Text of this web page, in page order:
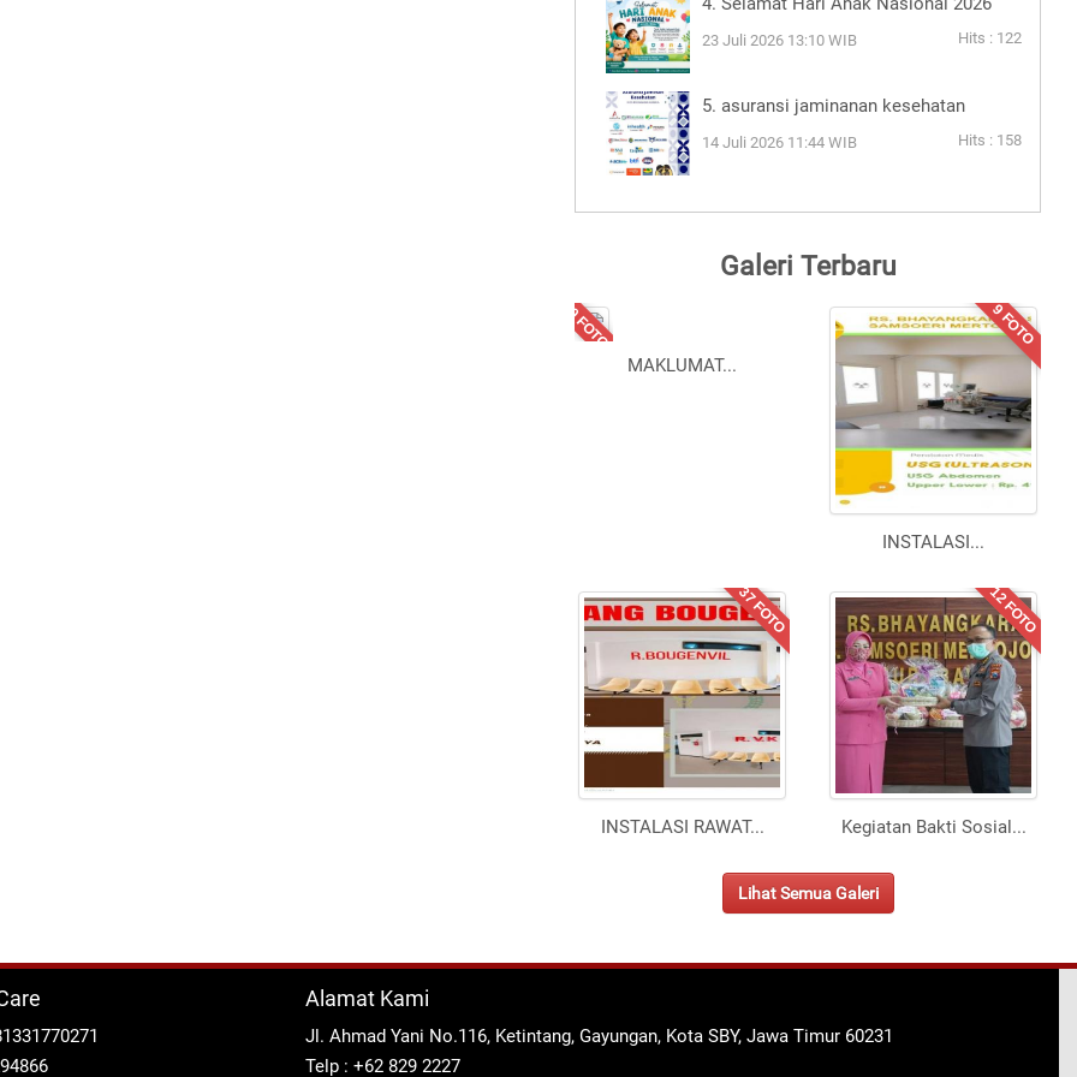
23 Juli 2026 13:10 WIB Hits : 122
5. asuransi jaminanan kesehatan
14 Juli 2026 11:44 WIB Hits : 158
Galeri Terbaru
10 FOTO
MAKLUMAT...
9 FOTO
INSTALASI...
37 FOTO
INSTALASI RAWAT...
12 FOTO
Kegiatan Bakti Sosial...
Lihat Semua Galeri
Alamat Kami
Jl. Ahmad Yani No.116, Ketintang, Gayungan, Kota SBY, Jawa Timur 60231
Telp : +62 829 2227